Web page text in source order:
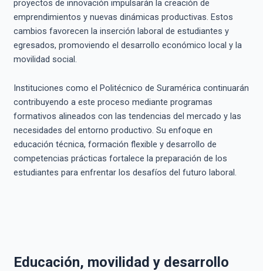
proyectos de innovación impulsarán la creación de
emprendimientos y nuevas dinámicas productivas. Estos
cambios favorecen la inserción laboral de estudiantes y
egresados, promoviendo el desarrollo económico local y la
movilidad social.
Instituciones como el Politécnico de Suramérica continuarán
contribuyendo a este proceso mediante programas
formativos alineados con las tendencias del mercado y las
necesidades del entorno productivo. Su enfoque en
educación técnica, formación flexible y desarrollo de
competencias prácticas fortalece la preparación de los
estudiantes para enfrentar los desafíos del futuro laboral.
Educación, movilidad y desarrollo